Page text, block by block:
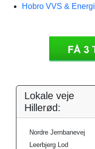
Hobro VVS & Energi
Lokale veje
Hillerød:
Nordre Jernbanevej
Leerbjerg Lod